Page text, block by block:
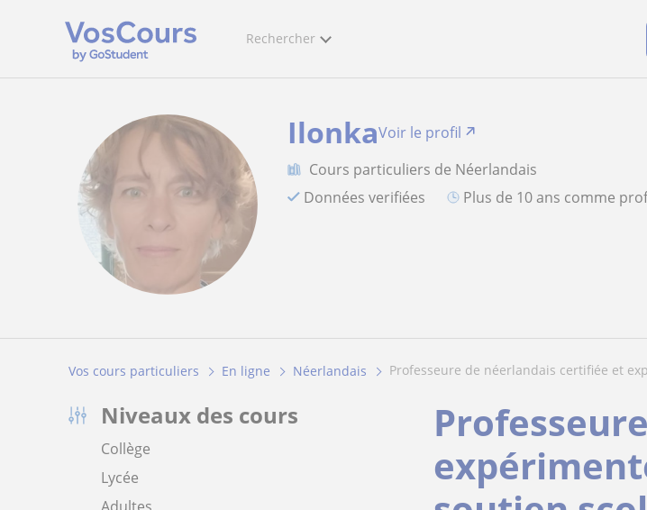
Rechercher
IlonkaVoir le profil
Cours particuliers de Néerlandais
Données verifiées
plus de 10 ans comme
Vos cours particuliers En ligne Néerlandais professeure de néerlandais certifiée et
Niveaux des cours
Collège
Lycée